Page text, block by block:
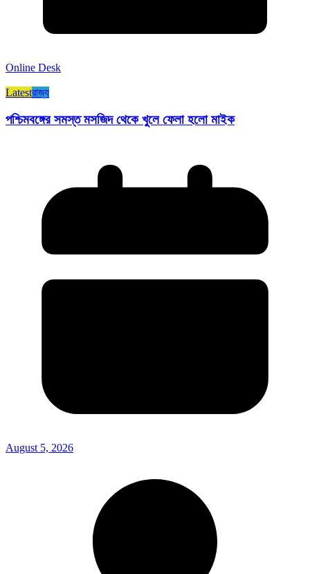
Online Desk
Latestরাজ্য​
পশ্চিমবঙ্গের সমস্ত মসজিদ থেকে খুলে ফেলা হলো মাইক
August 5, 2026